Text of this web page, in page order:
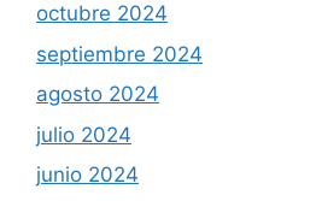
octubre 2024
septiembre 2024
agosto 2024
julio 2024
junio 2024